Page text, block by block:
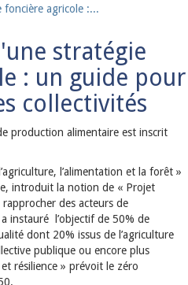
foncière agricole :...
stratégie
: un guide pour
collectivités
production alimentaire est inscrit
l’alimentation et la forêt »
introduit la notion de « Projet
des acteurs de
instauré l’objectif de 50% de
dont 20% issus de l’agriculture
publique ou encore plus
résilience » prévoit le zéro